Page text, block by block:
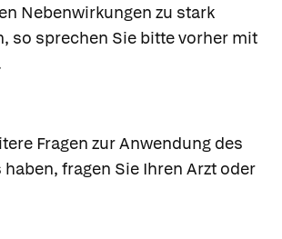
Nebenwirkungen zu stark
so sprechen Sie bitte vorher mit
Fragen zur Anwendung des
fragen Sie Ihren Arzt oder